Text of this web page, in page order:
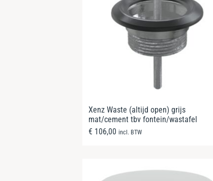
Xenz Waste (altijd open) grijs
mat/cement tbv fontein/wastafel
€ 106,00 incl. BTW